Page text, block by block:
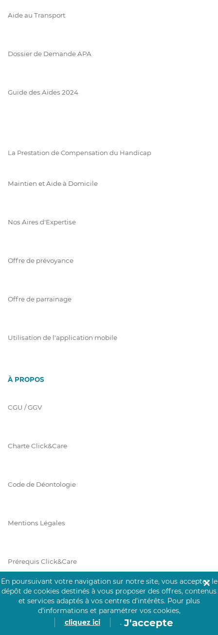
Aide au Transport
Dossier de Demande APA
Guide des Aides 2024
La Prestation de Compensation du Handicap
Maintien et Aide à Domicile
Nos Aires d'Expertise
Offre de prévoyance
Offre de parrainage
Utilisation de l'application mobile
À PROPOS
CGU / GGV
Charte Click&Care
Code de Déontologie
Mentions Légales
Prérequis Click&Care
Protection des Données
En poursuivant votre navigation sur notre site, vous acceptez le
dépôt de cookies destinés à vous proposer des offres, contenus
et services adaptés à vos centres d’intérêts. Pour plus
d’informations et paramétrer vos cookies,
cliquez ici
. J'accepte
✕